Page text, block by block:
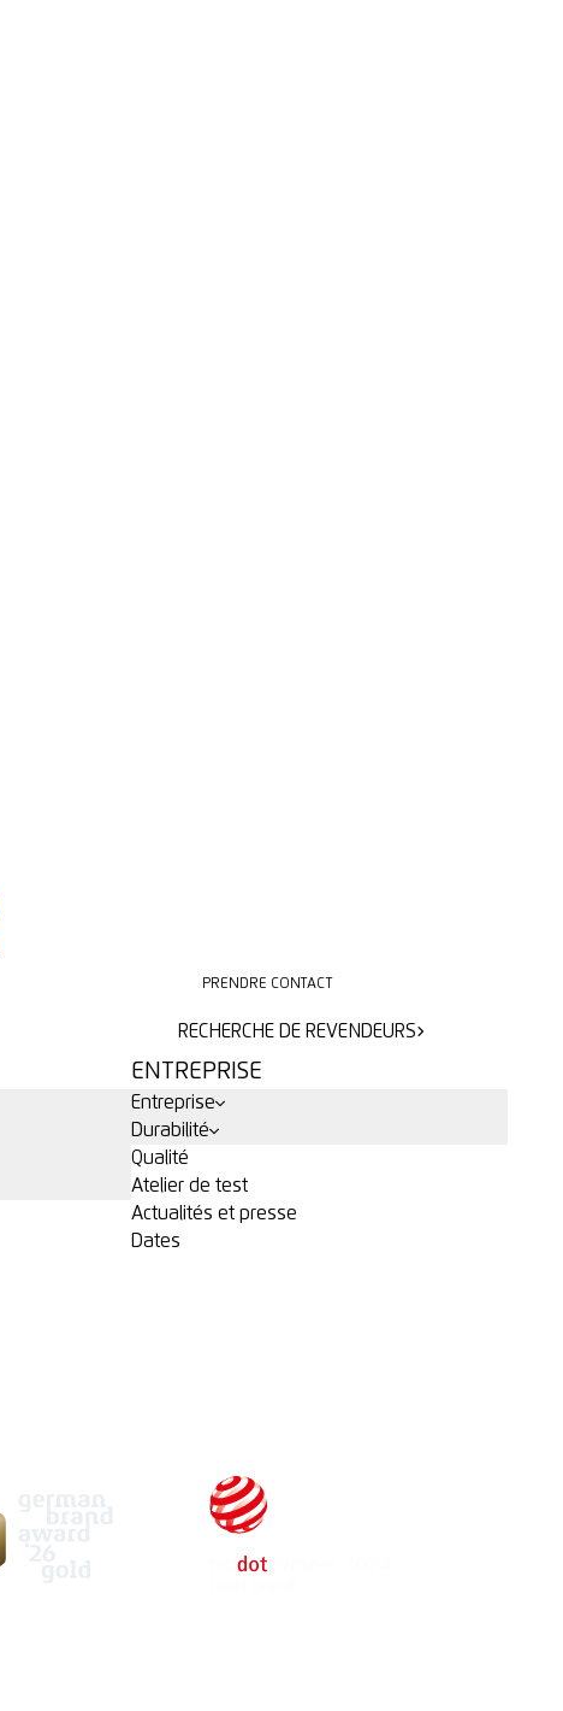
PRENDRE CONTACT
RECHERCHE DE REVENDEURS
ENTREPRISE
Entreprise
Durabilité
Qualité
Atelier de test
Actualités et presse
Dates